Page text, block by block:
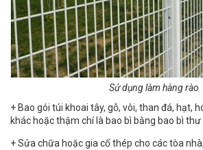
Sử dụng làm hàng rào
+ Bao gói túi khoai tây, gỗ, vôi, than đá, hạt,
khác hoặc thậm chí là bao bì bằng bao bì
+ Sửa chữa hoặc gia cố thép cho các tòa